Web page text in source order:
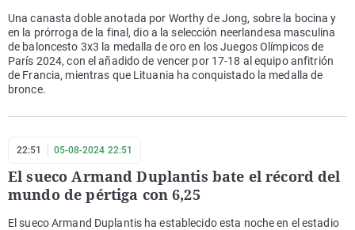
Una canasta doble anotada por Worthy de Jong, sobre la bocina y
en la prórroga de la final, dio a la selección neerlandesa masculina
de baloncesto 3x3 la medalla de oro en los Juegos Olímpicos de
París 2024, con el añadido de vencer por 17-18 al equipo anfitrión
de Francia, mientras que Lituania ha conquistado la medalla de
bronce.
22:51 05-08-2024 22:51
El sueco Armand Duplantis bate el récord del
mundo de pértiga con 6,25
El sueco Armand Duplantis ha establecido esta noche en el estadio